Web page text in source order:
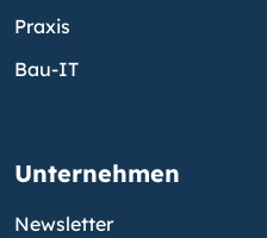
Praxis
Bau-IT
Unternehmen
Newsletter